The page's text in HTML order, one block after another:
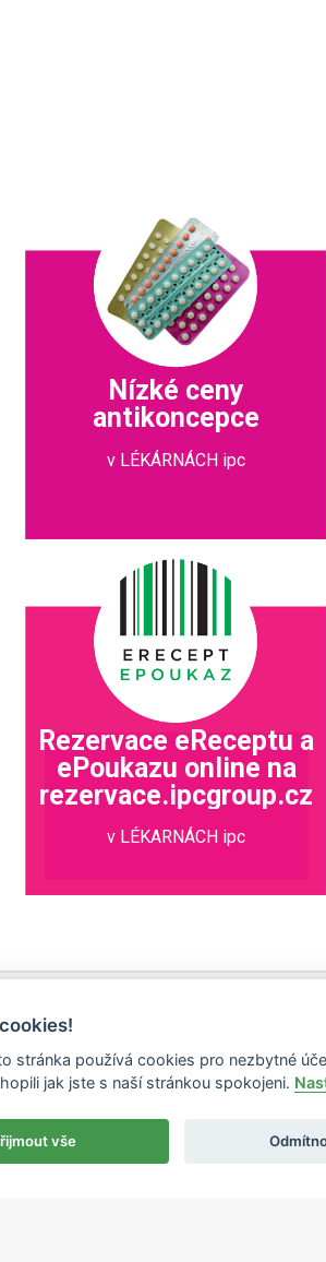
Nízké ceny
antikoncepce
v LÉKÁRNÁCH ipc
Rezervace eReceptu a
ePoukazu online na
rezervace.ipcgroup.cz
v LÉKARNÁCH ipc
stránka používá cookies pro nezbytné
jak jste s naší stránkou spokojeni.
vše